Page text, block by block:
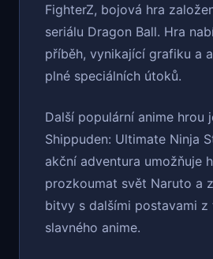
FighterZ, bojová hra
seriálu Dragon Ball. Hra
příběh, vynikající grafiku a
plné speciálních útoků.
Další populární anime hrou
Shippuden: Ultimate Ninja
akční adventura umožňuje
prozkoumat svět Naruto a
bitvy s dalšími postavami z
slavného anime.